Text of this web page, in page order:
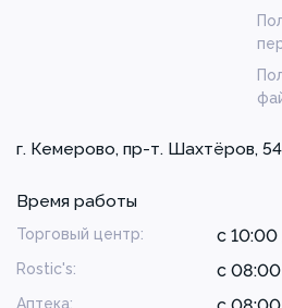
г. Кемерово, пр-т. Шахтёров, 54
Время работы
Торговый центр: с 10:00
Rostic's: с
Аптека: